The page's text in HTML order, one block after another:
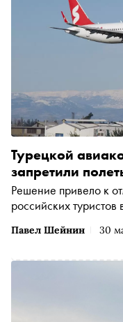
Павел Шейнин 30
Турецкой
запретили
Решение привело к
российских туристов